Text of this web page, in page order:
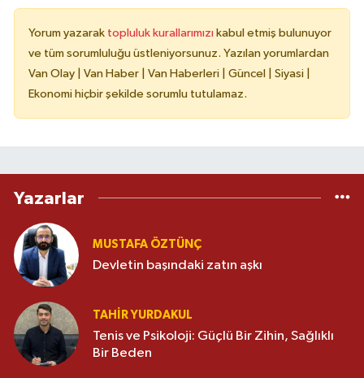
Yorum yazarak topluluk kurallarımızı kabul etmiş bulunuyor
ve tüm sorumluluğu üstleniyorsunuz. Yazılan yorumlardan
Van Olay | Van Haber | Van Haberleri | Güncel | Siyasi |
Ekonomi hiçbir şekilde sorumlu tutulamaz.
Yazarlar
MUSTAFA ÖZTÜNÇ
Devletin başındaki zatın aşkı
TAHIR YURDAKUL
Tenis ve Psikoloji: Güçlü Bir Zihin, Sağlıklı
Bir Beden